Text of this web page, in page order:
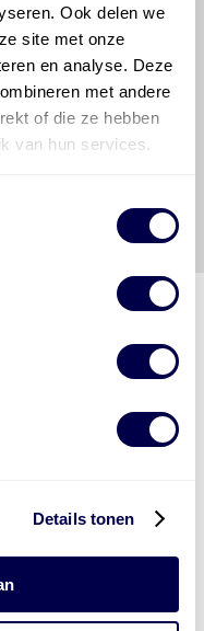
Ook delen we
site met onze
en analyse. Deze
met andere
of die ze hebben
van hun services.
Details tonen
te
de gebruiker dat
vermogen heeft
op een
te voeren. Hij/zij
en
Den Hartog
claim en schade